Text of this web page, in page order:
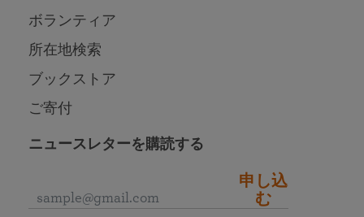
ボランティア
所在地検索
ブックストア
ご寄付
ニュースレターを購読する
申し込
む